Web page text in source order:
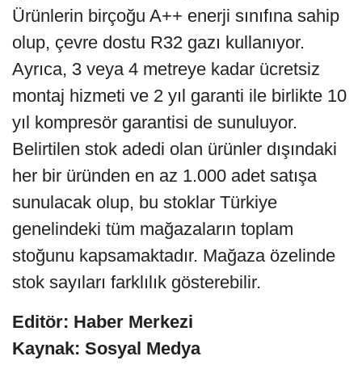
Ürünlerin birçoğu A++ enerji sınıfına sahip
olup, çevre dostu R32 gazı kullanıyor.
Ayrıca, 3 veya 4 metreye kadar ücretsiz
montaj hizmeti ve 2 yıl garanti ile birlikte 10
yıl kompresör garantisi de sunuluyor.
Belirtilen stok adedi olan ürünler dışındaki
her bir üründen en az 1.000 adet satışa
sunulacak olup, bu stoklar Türkiye
genelindeki tüm mağazaların toplam
stoğunu kapsamaktadır. Mağaza özelinde
stok sayıları farklılık gösterebilir.
Editör: Haber Merkezi
Kaynak: Sosyal Medya